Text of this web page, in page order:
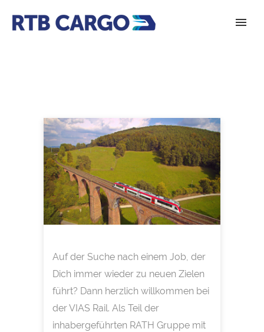
Auf der Suche nach einem Job, der
Dich immer wieder zu neuen Zielen
führt? Dann herzlich willkommen bei
der VIAS Rail. Als Teil der
inhabergeführten RATH Gruppe mit